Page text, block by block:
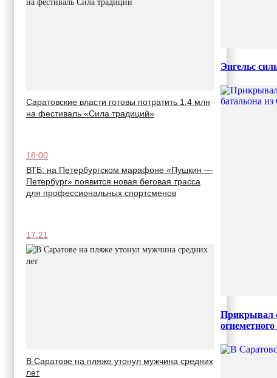
Саратовские власти готовы потратить 1,4 млн
на фестиваль «Сила традиций»
18:00
ВТБ: на Петербургском марафоне «Пушкин —
Петербург» появится новая беговая трасса
для профессиональных спортсменов
17:21
В Саратове на пляже утонул мужчина средних
лет
Энгельс
Прикрывал